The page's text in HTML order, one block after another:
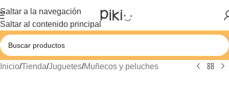
Saltar a la navegación
Saltar al contenido principal
Inicio/Tienda/Juguetes/Muñecos y peluches